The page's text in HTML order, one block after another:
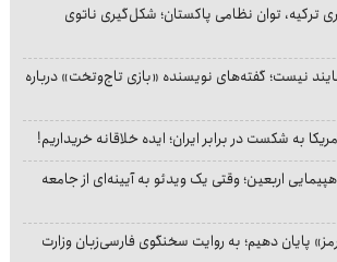
ترکیه، توان نظامی پاکستان؛ شکل‌گیری ناتوی
نیست؛ گفته‌های نویسنده «بازی تاج‌وتخت» درباره
به شکست در برابر ایران؛ ایده خلاقانه خریداریم!
اربعین؛ وقتی یک ویدئو به آیینه‌ای از جامعه
پایان دهیم؛ به روایت سخنگوی فارسی‌زبان وزارت